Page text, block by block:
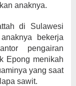
anaknya.
di Sulawesi
bekerja
pengairan
Epong menikah
yang saat
sawit.